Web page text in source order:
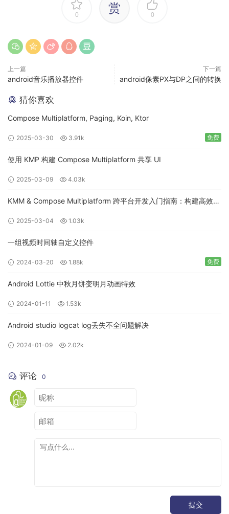
0 赏 0
上一篇
android音乐播放器控件
下一篇
android像素PX与DP之间的转换
猜你喜欢
Compose Multiplatform, Paging, Koin, Ktor
2025-03-30 3.91k 免费
使用 KMP 构建 Compose Multiplatform 共享 UI
2025-03-09 4.03k
KMM & Compose Multiplatform 跨平台开发入门指南：构建高效的
2025-03-04 1.03k
一组视频时间轴自定义控件
2024-03-20 1.88k 免费
Android Lottie 中秋月饼变明月动画特效
2024-01-11 1.53k
Android studio logcat log丢失不全问题解决
2024-01-09 2.02k
评论 0
提交